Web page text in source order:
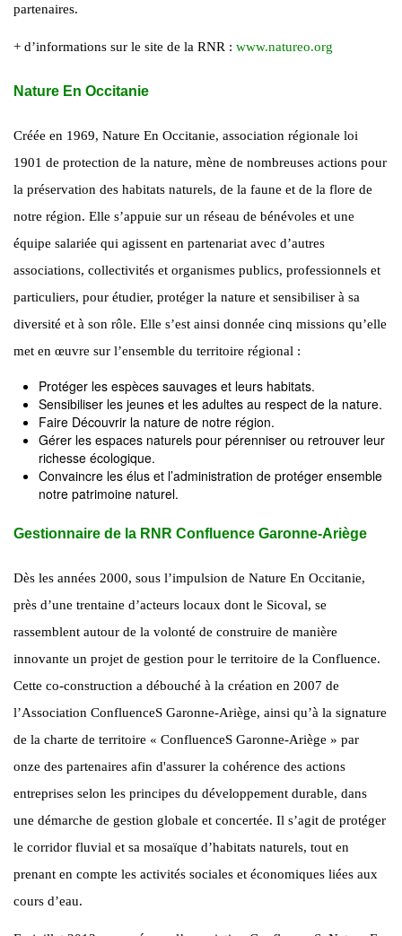
partenaires.
+ d’informations sur le site de la RNR : www.natureo.org
Nature En Occitanie
Créée en 1969, Nature En Occitanie, association régionale loi
1901 de protection de la nature, mène de nombreuses actions pour
la préservation des habitats naturels, de la faune et de la flore de
notre région. Elle s’appuie sur un réseau de bénévoles et une
équipe salariée qui agissent en partenariat avec d’autres
associations, collectivités et organismes publics, professionnels et
particuliers, pour étudier, protéger la nature et sensibiliser à sa
diversité et à son rôle. Elle s’est ainsi donnée cinq missions qu’elle
met en œuvre sur l’ensemble du territoire régional :
Protéger les espèces sauvages et leurs habitats.
Sensibiliser les jeunes et les adultes au respect de la nature.
Faire Découvrir la nature de notre région.
Gérer les espaces naturels pour pérenniser ou retrouver leur
richesse écologique.
Convaincre les élus et l’administration de protéger ensemble
notre patrimoine naturel.
Gestionnaire de la RNR Confluence Garonne-Ariège
Dès les années 2000, sous l’impulsion de Nature En Occitanie,
près d’une trentaine d’acteurs locaux dont le Sicoval, se
rassemblent autour de la volonté de construire de manière
innovante un projet de gestion pour le territoire de la Confluence.
Cette co-construction a débouché à la création en 2007 de
l’Association ConfluenceS Garonne-Ariège, ainsi qu’à la signature
de la charte de territoire « ConfluenceS Garonne-Ariège » par
onze des partenaires afin d'assurer la cohérence des actions
entreprises selon les principes du développement durable, dans
une démarche de gestion globale et concertée. Il s’agit de protéger
le corridor fluvial et sa mosaïque d’habitats naturels, tout en
prenant en compte les activités sociales et économiques liées aux
cours d’eau.